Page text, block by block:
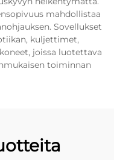
mahdollistaa
Sovellukset
kuljettimet,
joissa luotettava
toiminnan